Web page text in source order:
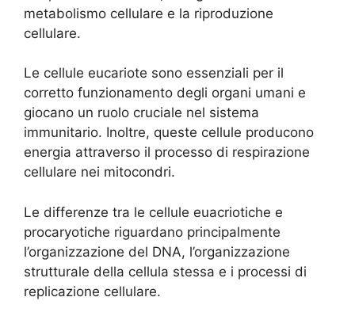
metabolismo cellulare e la riproduzione
cellulare.
Le cellule eucariote sono essenziali per il
corretto funzionamento degli organi umani e
giocano un ruolo cruciale nel sistema
immunitario. Inoltre, queste cellule producono
energia attraverso il processo di respirazione
cellulare nei mitocondri.
Le differenze tra le cellule euacriotiche e
procaryotiche riguardano principalmente
l’organizzazione del DNA, l’organizzazione
strutturale della cellula stessa e i processi di
replicazione cellulare.